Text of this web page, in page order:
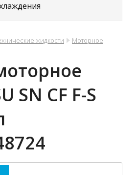
жидкости
Моторное
SN CF F-S